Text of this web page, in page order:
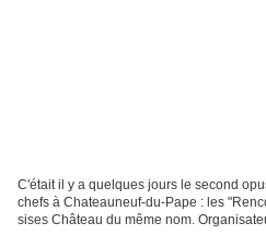
C'était il y a quelques jours le second
chefs à Chateauneuf-du-Pape : les
sises Château du même nom.